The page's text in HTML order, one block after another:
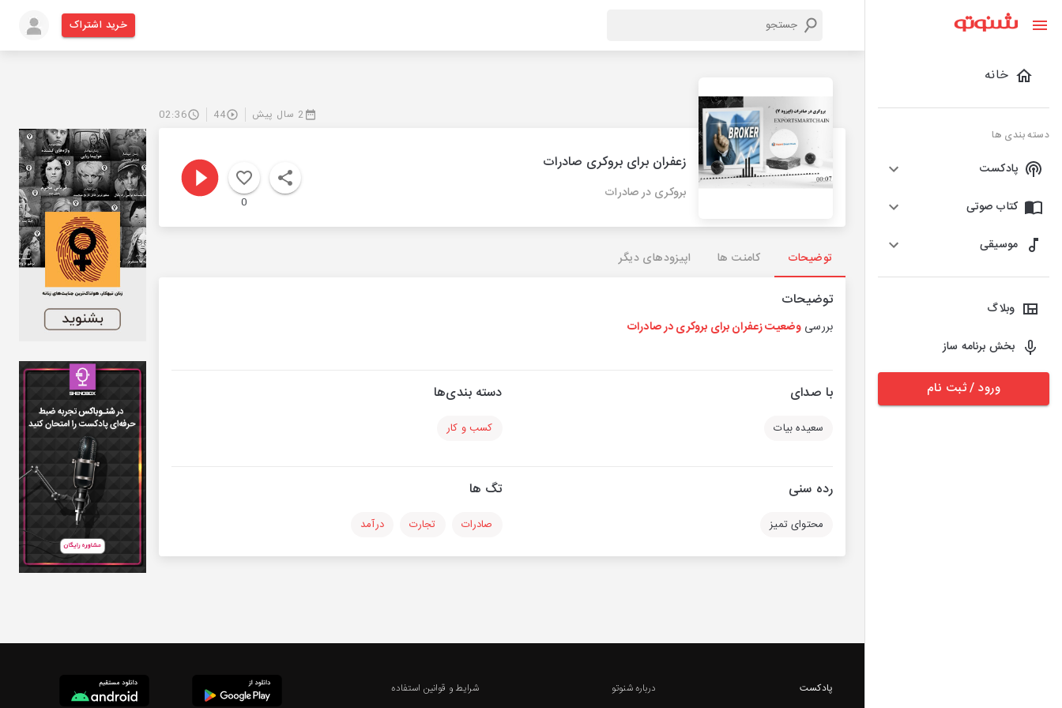
خانه
دسته بندی ها
پادکست
کتاب صوتی
موسیقی
وبلاگ
بخش برنامه ساز
ورود / ثبت نام
خرید اشتراک
2 سال پیش 44
02:36
زعفران برای بروکری صادرات
بروکری در صادرات
0
توضیحات کامنت ها اپیزودهای دیگر
توضیحات
بررسی وضعیت زعفران برای بروکری در صادرات
با صدای
سعیده بیات
دسته بندی‌ها
کسب و کار
رده سنی
محتوای تمیز
تگ ها
صادرات تجارت درآمد
پادکست
درباره شنوتو
شرایط و قوانین استفاده